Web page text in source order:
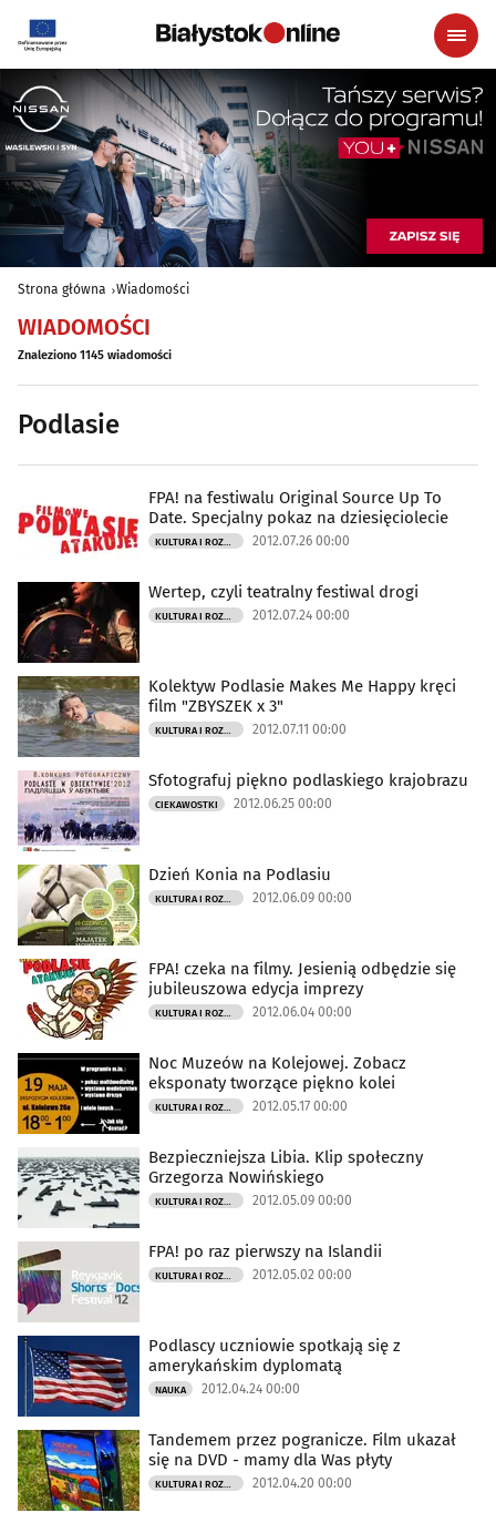
Strona główna Wiadomości
WIADOMOŚCI
Znaleziono 1145 wiadomości
Podlasie
FPA! na festiwalu Original Source Up To
Date. Specjalny pokaz na dziesięciolecie
KULTURA I ROZRYWKA 2012.07.26 00:00
Wertep, czyli teatralny festiwal drogi
KULTURA I ROZRYWKA 2012.07.24 00:00
Kolektyw Podlasie Makes Me Happy kręci
film "ZBYSZEK x 3"
KULTURA I ROZRYWKA 2012.07.11 00:00
Sfotografuj piękno podlaskiego krajobrazu
CIEKAWOSTKI 2012.06.25 00:00
Dzień Konia na Podlasiu
KULTURA I ROZRYWKA 2012.06.09 00:00
FPA! czeka na filmy. Jesienią odbędzie się
jubileuszowa edycja imprezy
KULTURA I ROZRYWKA 2012.06.04 00:00
Noc Muzeów na Kolejowej. Zobacz
eksponaty tworzące piękno kolei
KULTURA I ROZRYWKA 2012.05.17 00:00
Bezpieczniejsza Libia. Klip społeczny
Grzegorza Nowińskiego
KULTURA I ROZRYWKA 2012.05.09 00:00
FPA! po raz pierwszy na Islandii
KULTURA I ROZRYWKA 2012.05.02 00:00
Podlascy uczniowie spotkają się z
amerykańskim dyplomatą
NAUKA 2012.04.24 00:00
Tandemem przez pogranicze. Film ukazał
się na DVD - mamy dla Was płyty
KULTURA I ROZRYWKA 2012.04.20 00:00